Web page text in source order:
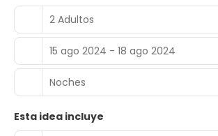
2 Adultos
15 ago 2024 - 18 ago 2024
Noches
Esta idea incluye